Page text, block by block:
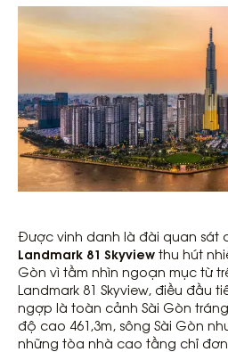
Được vinh danh là đài quan sát
Landmark 81 Skyview thu hút
Gòn vì tầm nhìn ngoạn mục từ
Landmark 81 Skyview, điều đầu
ngợp là toàn cảnh Sài Gòn
độ cao 461,3m, sông Sài Gòn
những tòa nhà cao tầng chỉ